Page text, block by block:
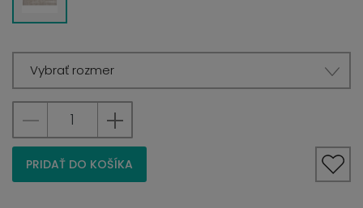
Vybrať rozmer
PRIDAŤ DO KOŠÍKA